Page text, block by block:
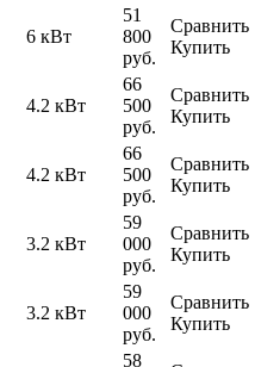
6 кВт
51
800
руб.
Сравнить
Купить
4.2 кВт
66
500
руб.
Сравнить
Купить
4.2 кВт
66
500
руб.
Сравнить
Купить
3.2 кВт
59
000
руб.
Сравнить
Купить
3.2 кВт
59
000
руб.
Сравнить
Купить
58